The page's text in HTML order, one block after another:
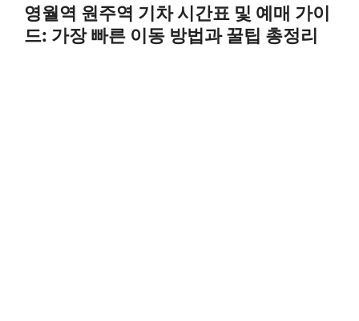
영월역 원주역 기차 시간표 및 예매 가이
드: 가장 빠른 이동 방법과 꿀팁 총정리